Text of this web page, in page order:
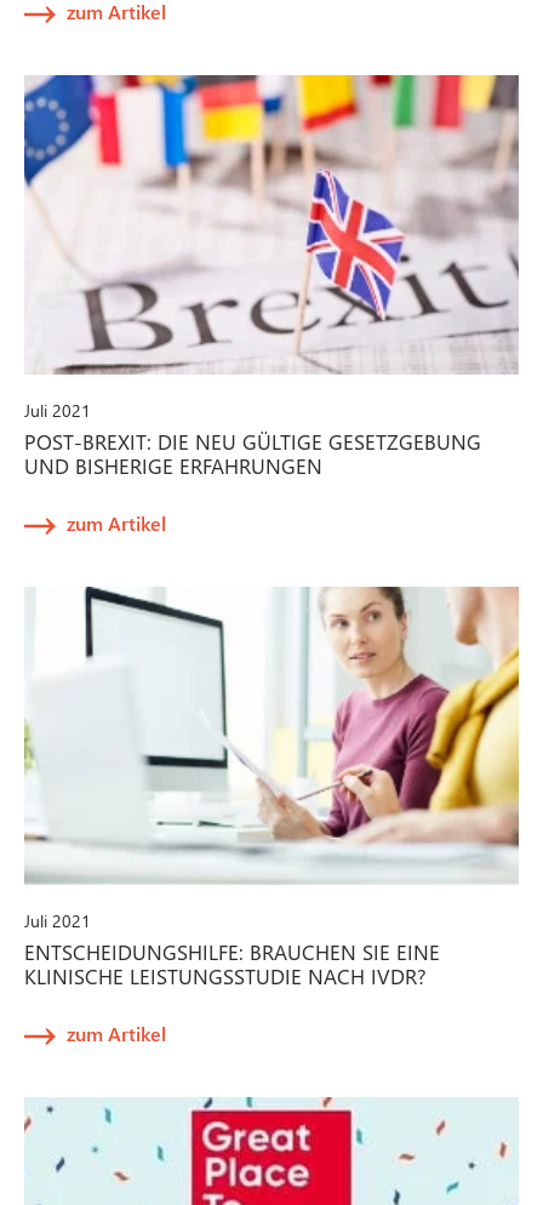
zum Artikel
Juli 2021
POST-BREXIT: DIE NEU GÜLTIGE GESETZGEBUNG
UND BISHERIGE ERFAHRUNGEN
zum Artikel
Juli 2021
ENTSCHEIDUNGSHILFE: BRAUCHEN SIE EINE
KLINISCHE LEISTUNGSSTUDIE NACH IVDR?
zum Artikel